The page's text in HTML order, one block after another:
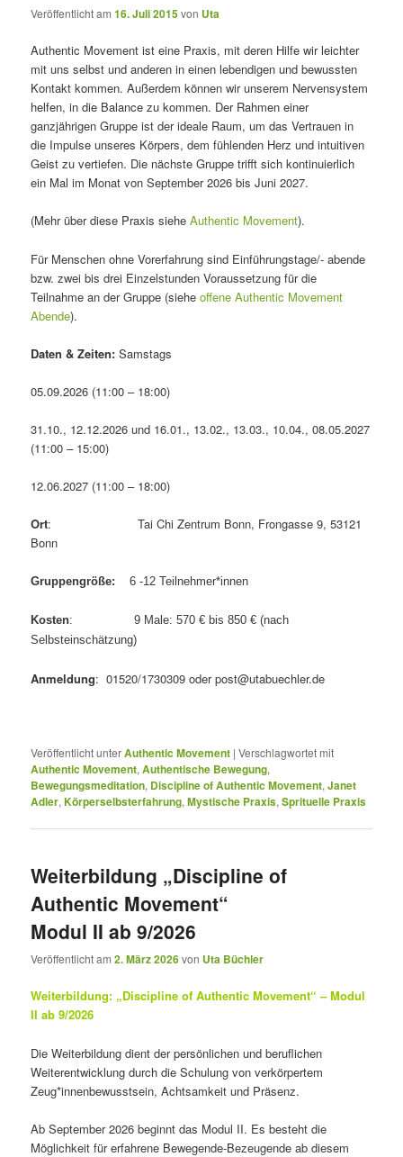
Veröffentlicht am16. Juli 2015von Uta
Authentic Movement ist eine Praxis, mit deren Hilfe wir leichter
mit uns selbst und anderen in einen lebendigen und bewussten
Kontakt kommen. Außerdem können wir unserem Nervensystem
helfen, in die Balance zu kommen. Der Rahmen einer
ganzjährigen Gruppe ist der ideale Raum, um das Vertrauen in
die Impulse unseres Körpers, dem fühlenden Herz und intuitiven
Geist zu vertiefen. Die nächste Gruppe trifft sich kontinuierlich
ein Mal im Monat von September 2026 bis Juni 2027.
(Mehr über diese Praxis sieheAuthentic Movement).
Für Menschen ohne Vorerfahrung sind Einführungstage/- abende
bzw. zwei bis drei Einzelstunden Voraussetzung für die
Teilnahme an der Gruppe (sieheoffene Authentic Movement
Abende).
Daten & Zeiten:Samstags
05.09.2026 (11:00 – 18:00)
31.10., 12.12.2026 und 16.01., 13.02., 13.03., 10.04., 08.05.2027
(11:00 – 15:00)
12.06.2027 (11:00 – 18:00)
Ort: Tai Chi Zentrum Bonn, Frongasse 9, 53121
Bonn
Gruppengröße: 6 -12 Teilnehmer*innen
Kosten: 9 Male: 570 € bis 850 € (nach
Selbsteinschätzung)
Anmeldung: 01520/1730309 oder post@utabuechler.de
Veröffentlicht unterAuthentic Movement |Verschlagwortet mit
Authentic Movement,Authentische Bewegung,
Bewegungsmeditation, Discipline of Authentic Movement,Janet
Adler,Körperselbsterfahrung,Mystische Praxis,Sprituelle Praxis
Weiterbildung „Discipline of
Authentic Movement“
Modul II ab 9/2026
Veröffentlicht am2. März 2026von Uta Büchler
Weiterbildung: „Discipline of Authentic Movement“ – Modul
II ab 9/2026
Die Weiterbildung dient der persönlichen und beruflichen
Weiterentwicklung durch die Schulung von verkörpertem
Zeug*innenbewusstsein, Achtsamkeit und Präsenz.
Ab September 2026 beginnt das Modul II. Es besteht die
Möglichkeit für erfahrene Bewegende-Bezeugende ab diesem